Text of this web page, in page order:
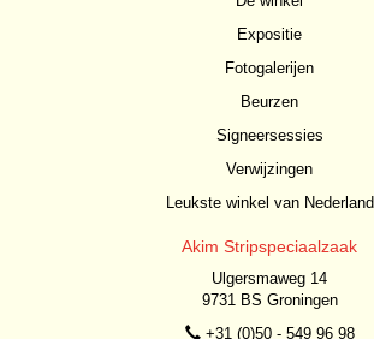
Expositie
Fotogalerijen
Beurzen
Signeersessies
Verwijzingen
Leukste winkel van Nederland
Akim Stripspeciaalzaak
Ulgersmaweg 14
9731 BS Groningen
+31 (0)50 - 549 96 98